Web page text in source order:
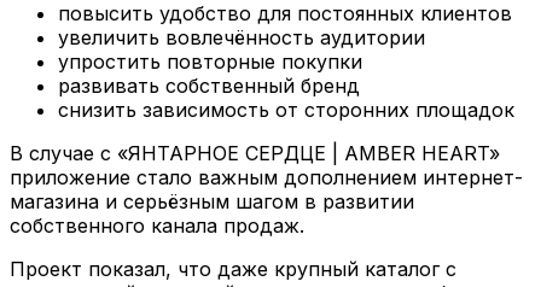
повысить удобство для постоянных клиентов
увеличить вовлечённость аудитории
упростить повторные покупки
развивать собственный бренд
снизить зависимость от сторонних площадок
В случае с «ЯНТАРНОЕ СЕРДЦЕ | AMBER HEART»
приложение стало важным дополнением интернет-
магазина и серьёзным шагом в развитии
собственного канала продаж.
Проект показал, что даже крупный каталог с